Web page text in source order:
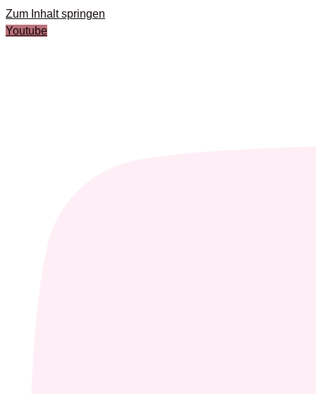
Zum Inhalt springen
Youtube